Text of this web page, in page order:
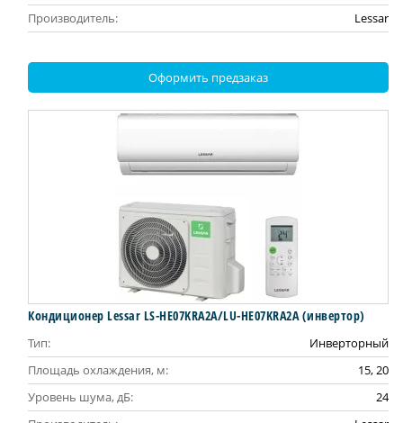
Производитель:
Lessar
Оформить предзаказ
Кондиционер Lessar LS-HE07KRA2A/LU-HE07KRA2A (инвертор)
Тип:
Инверторный
Площадь охлаждения, м:
15, 20
Уровень шума, дБ:
24